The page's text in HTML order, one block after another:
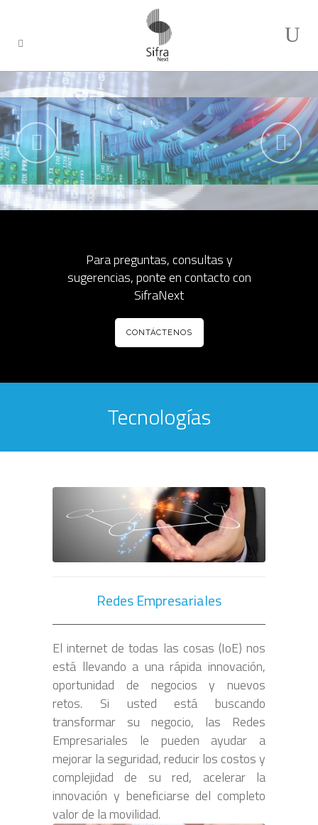
Soluciones
Para preguntas, consultas y
sugerencias, ponte en contacto con
SifraNext
CONTÁCTENOS
Tecnologías
Redes Empresariales
El internet de todas las cosas (IoE) nos
está llevando a una rápida innovación,
oportunidad de negocios y nuevos
retos. Si usted está buscando
transformar su negocio, las Redes
Empresariales le pueden ayudar a
mejorar la seguridad, reducir los costos y
complejidad de su red, acelerar la
innovación y beneficiarse del completo
valor de la movilidad.